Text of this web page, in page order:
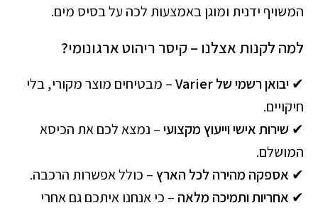
המשויף ידנית ומוגן באמצעות לכה על בסיס מים.
למה לקנות אצלנו – קיסר ריהוט ארגונומי?
✔ יבואן רשמי של Varier
– מבטיחים מוצר מקורי, בלי
חיקויים.
✔ שירות אישי וייעוץ מקצועי– נמצא לכם את הכיסא
המושלם.
✔ אספקה מהירה לכל הארץ – כולל אפשרות הרכבה.
✔ אחריות ותמיכה מלאה – כי אנחנו איתכם גם אחרי